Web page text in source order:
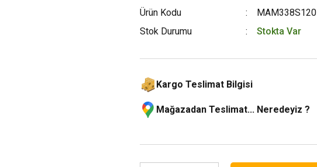
Ürün Kodu
MAM338S120
Stok Durumu
Stokta Var
Kargo Teslimat Bilgisi
Mağazadan Teslimat... Neredeyiz ?